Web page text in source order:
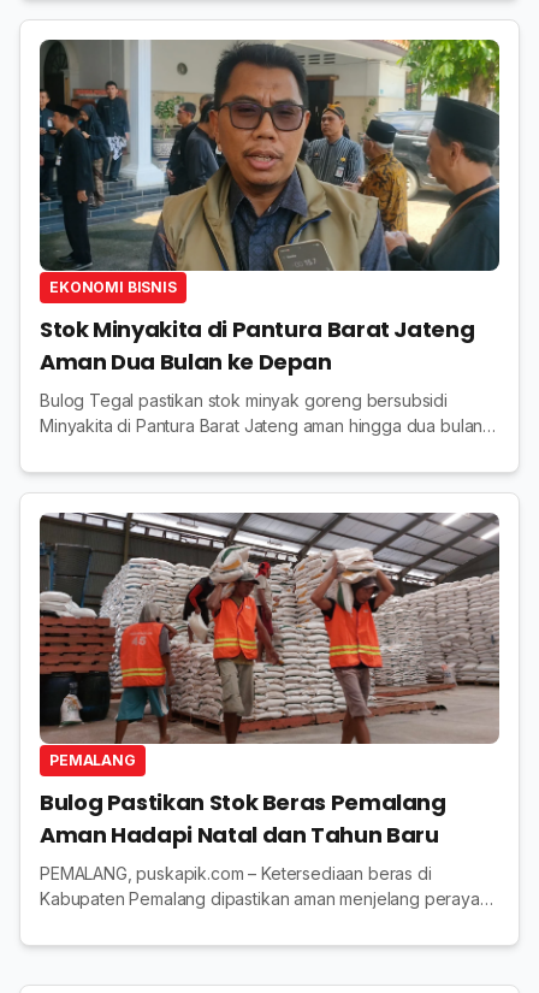
EKONOMI BISNIS
Stok Minyakita di Pantura Barat Jateng
Aman Dua Bulan ke Depan
Bulog Tegal pastikan stok minyak goreng bersubsidi
Minyakita di Pantura Barat Jateng aman hingga dua bulan
PEMALANG
Bulog Pastikan Stok Beras Pemalang
Aman Hadapi Natal dan Tahun Baru
PEMALANG, puskapik.com – Ketersediaan beras di
Kabupaten Pemalang dipastikan aman menjelang perayaan
menjamin stabilitas harga beras di pasar. Kepas...